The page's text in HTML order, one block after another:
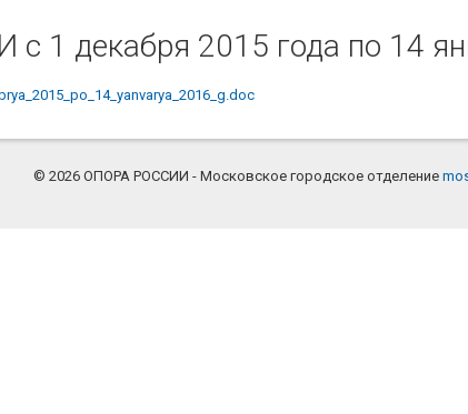
1 декабря 2015 года по 14
© 2026 ОПОРА РОССИИ - Московское городское отделение